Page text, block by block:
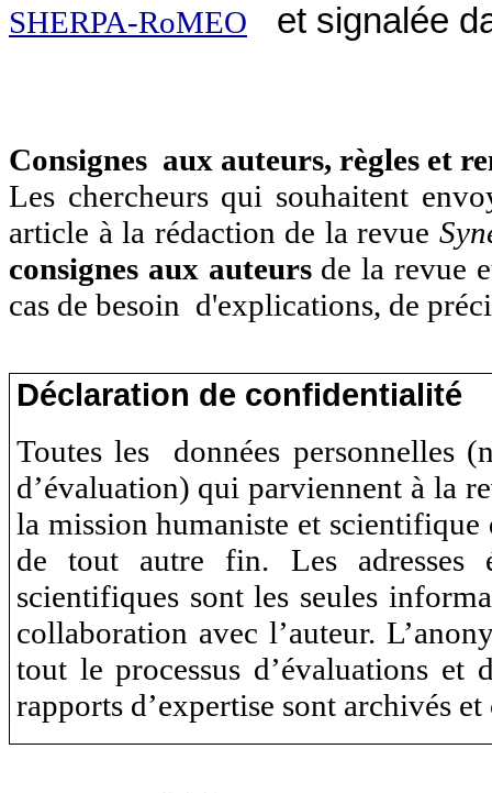
SHERPA-RoMEO et signalée
Consignes aux auteurs, règles et
Les chercheurs qui souhaitent
article à la rédaction de la revue
consignes aux auteurs de la revue
cas de besoin d'explications, de
Déclaration de confidentialité
Toutes les données personnelles
d’évaluation) qui parviennent à la
la mission humaniste et
de tout autre fin. Les adresses
scientifiques sont les seules
collaboration avec l’auteur.
tout le processus d’évaluations et
rapports d’expertise sont archivés